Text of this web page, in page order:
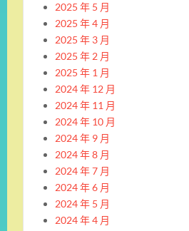
2025 年 5 月
2025 年 4 月
2025 年 3 月
2025 年 2 月
2025 年 1 月
2024 年 12 月
2024 年 11 月
2024 年 10 月
2024 年 9 月
2024 年 8 月
2024 年 7 月
2024 年 6 月
2024 年 5 月
2024 年 4 月